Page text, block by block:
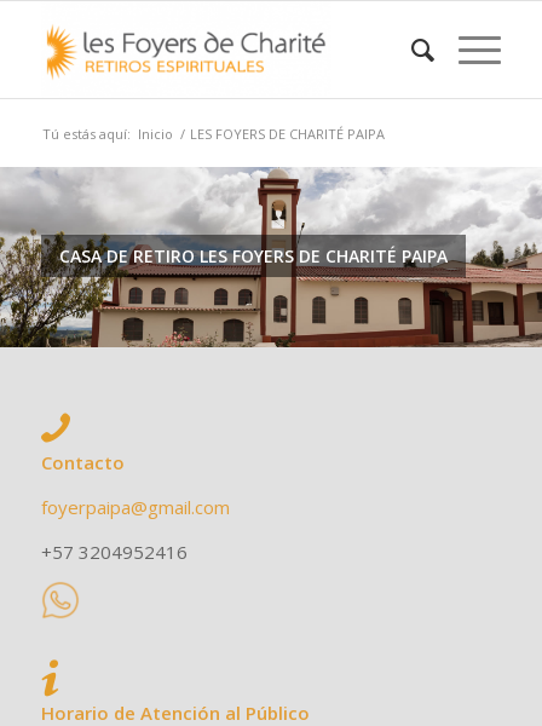
Tú estás aquí: Inicio / LES FOYERS DE CHARITÉ PAIPA
CASA DE RETIRO LES FOYERS DE CHARITÉ PAIPA
Contacto
foyerpaipa@gmail.com
+57 3204952416
Horario de Atención al Público